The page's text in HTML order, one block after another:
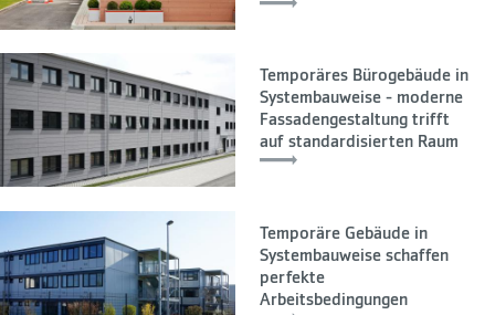
Temporäres Bürogebäude in
Systembauweise - moderne
Fassadengestaltung trifft
auf standardisierten Raum
Temporäre Gebäude in
Systembauweise schaffen
perfekte
Arbeitsbedingungen